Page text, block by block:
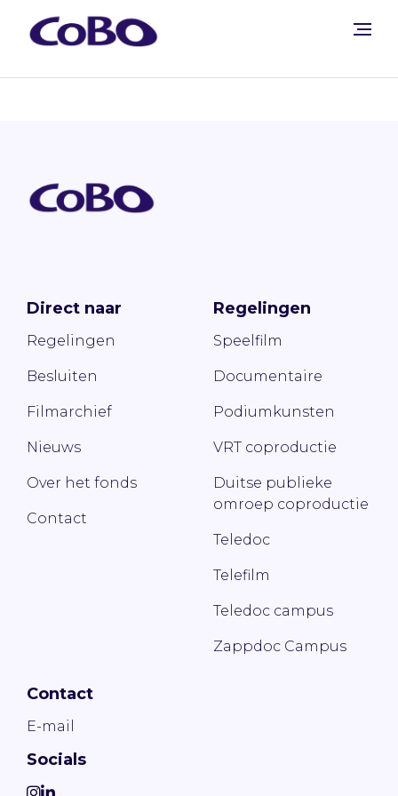
Direct naar
Regelingen
Besluiten
Filmarchief
Nieuws
Over het fonds
Contact
Regelingen
Speelfilm
Documentaire
Podiumkunsten
VRT coproductie
Duitse publieke
omroep coproductie
Teledoc
Telefilm
Teledoc campus
Zappdoc Campus
Contact
E-mail
Socials